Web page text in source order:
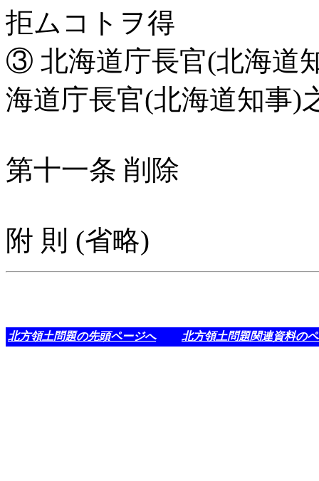
拒ムコトヲ得
③ 北海道庁長官(北海道
海道庁長官(北海道知事)
第十一条 削除
附 則 (省略)
北方領土問題の先頭ページへ 北方領土問題関連資料の